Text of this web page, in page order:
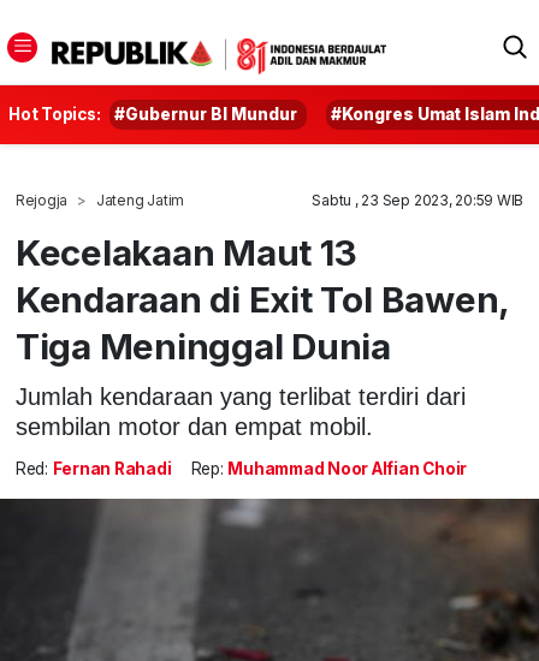
Hot Topics: #Gubernur BI Mundur #Kongres Umat Islam
Rejogja Jateng Jatim Sabtu , 23 Sep 2023, 20:59 WIB
Kecelakaan Maut 13
Kendaraan di Exit Tol Bawen,
Tiga Meninggal Dunia
Jumlah kendaraan yang terlibat terdiri dari
sembilan motor dan empat mobil.
Red: Fernan Rahadi Rep: Muhammad Noor Alfian Choir